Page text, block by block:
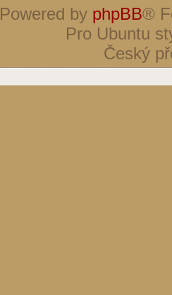
Powered by phpBB®
Pro Ubuntu
Český